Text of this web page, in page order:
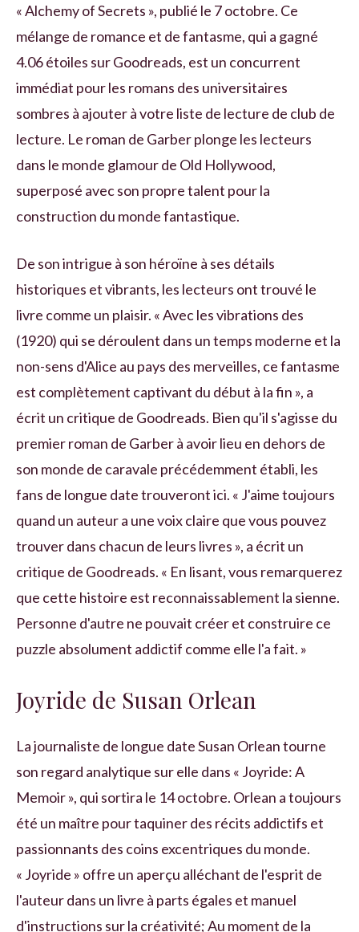
« Alchemy of Secrets », publié le 7 octobre. Ce
mélange de romance et de fantasme, qui a gagné
4.06 étoiles sur Goodreads, est un concurrent
immédiat pour les romans des universitaires
sombres à ajouter à votre liste de lecture de club de
lecture. Le roman de Garber plonge les lecteurs
dans le monde glamour de Old Hollywood,
superposé avec son propre talent pour la
construction du monde fantastique.
De son intrigue à son héroïne à ses détails
historiques et vibrants, les lecteurs ont trouvé le
livre comme un plaisir. « Avec les vibrations des
(1920) qui se déroulent dans un temps moderne et la
non-sens d'Alice au pays des merveilles, ce fantasme
est complètement captivant du début à la fin », a
écrit un critique de Goodreads. Bien qu'il s'agisse du
premier roman de Garber à avoir lieu en dehors de
son monde de caravale précédemment établi, les
fans de longue date trouveront ici. « J'aime toujours
quand un auteur a une voix claire que vous pouvez
trouver dans chacun de leurs livres », a écrit un
critique de Goodreads. « En lisant, vous remarquerez
que cette histoire est reconnaissablement la sienne.
Personne d'autre ne pouvait créer et construire ce
puzzle absolument addictif comme elle l'a fait. »
Joyride de Susan Orlean
La journaliste de longue date Susan Orlean tourne
son regard analytique sur elle dans « Joyride: A
Memoir », qui sortira le 14 octobre. Orlean a toujours
été un maître pour taquiner des récits addictifs et
passionnants des coins excentriques du monde.
« Joyride » offre un aperçu alléchant de l'esprit de
l'auteur dans un livre à parts égales et manuel
d'instructions sur la créativité; Au moment de la